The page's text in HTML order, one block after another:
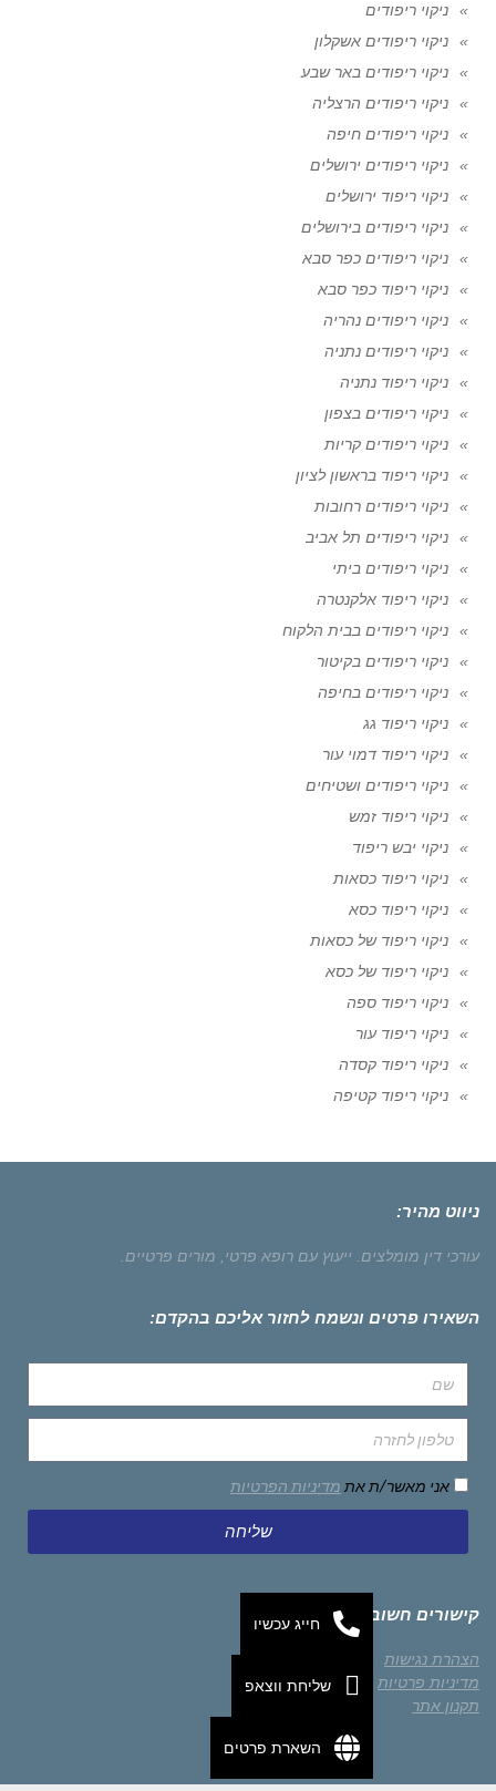
ניקוי ריפודים
ניקוי ריפודים אשקלון
ניקוי ריפודים באר שבע
ניקוי ריפודים הרצליה
ניקוי ריפודים חיפה
ניקוי ריפודים ירושלים
ניקוי ריפוד ירושלים
ניקוי ריפודים בירושלים
ניקוי ריפודים כפר סבא
ניקוי ריפוד כפר סבא
ניקוי ריפודים נהריה
ניקוי ריפודים נתניה
ניקוי ריפוד נתניה
ניקוי ריפודים בצפון
ניקוי ריפודים קריות
ניקוי ריפוד בראשון לציון
ניקוי ריפודים רחובות
ניקוי ריפודים תל אביב
ניקוי ריפודים ביתי
ניקוי ריפוד אלקנטרה
ניקוי ריפודים בבית הלקוח
ניקוי ריפודים בקיטור
ניקוי ריפודים בחיפה
ניקוי ריפוד גג
ניקוי ריפוד דמוי עור
ניקוי ריפודים ושטיחים
ניקוי ריפוד זמש
ניקוי יבש ריפוד
ניקוי ריפוד כסאות
ניקוי ריפוד כסא
ניקוי ריפוד של כסאות
ניקוי ריפוד של כסא
ניקוי ריפוד ספה
ניקוי ריפוד עור
ניקוי ריפוד קסדה
ניקוי ריפוד קטיפה
ניווט מהיר:
עורכי דין מומלצים. ייעוץ עם רופא פרטי, מורים פרטיים.
השאירו פרטים ונשמח לחזור אליכם בהקדם:
אני מאשר/ת את מדיניות הפרטיות
שליחה
קישורים חשובים
הצהרת נגישות
מדיניות פרטיות
תקנון אתר
חייג עכשיו
שליחת ווצאפ
השארת פרטים